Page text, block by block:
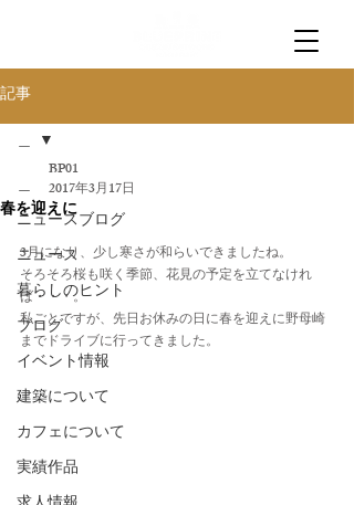
記事
＿
ニュースブログ
ニュース
暮らしのヒント
ブログ
イベント情報
建築について
カフェについて
実績作品
＿
春を迎えに
BP01
2017年3月17日
3月になり、少し寒さが和らいできましたね。
そろそろ桜も咲く季節、花見の予定を立てなけれ
ば・・・。
私ごとですが、先日お休みの日に春を迎えに野母崎
までドライブに行ってきました。